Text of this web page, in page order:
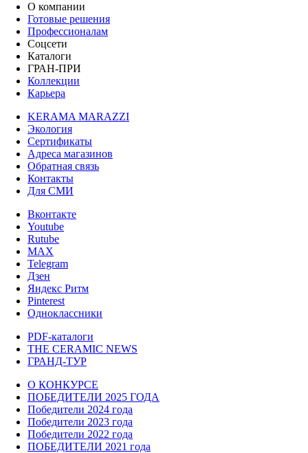
О компании
Готовые решения
Профессионалам
Соцсети
Каталоги
ГРАН-ПРИ
Коллекции
Карьера
KERAMA MARAZZI
Экология
Сертификаты
Адреса магазинов
Обратная связь
Контакты
Для СМИ
Вконтакте
Youtube
Rutube
MAX
Telegram
Дзен
Яндекс Ритм
Pinterest
Одноклассники
PDF-каталоги
THE CERAMIC NEWS
ГРАНД-ТУР
О КОНКУРСЕ
ПОБЕДИТЕЛИ 2025 ГОДА
Победители 2024 года
Победители 2023 года
Победители 2022 года
ПОБЕДИТЕЛИ 2021 года